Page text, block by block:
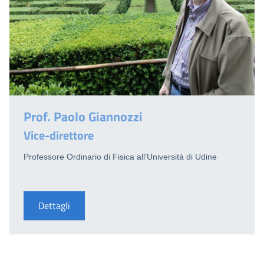
Prof. Paolo Giannozzi
Vice-direttore
Professore Ordinario di Fisica all'Università di Udine
Dettagli